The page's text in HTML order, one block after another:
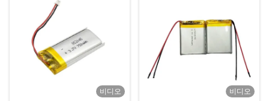
비디오
비디오